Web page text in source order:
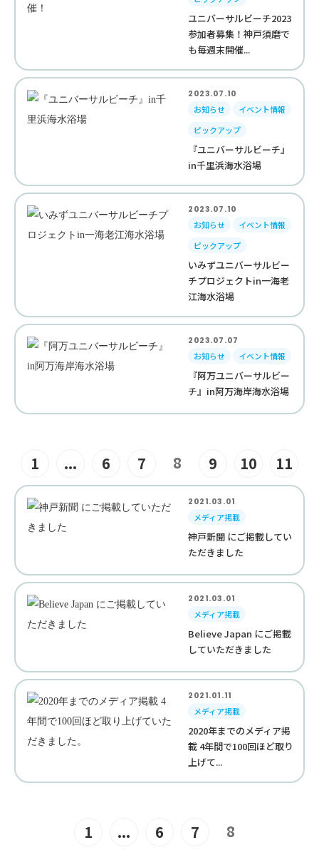
ユニバーサルビーチ2023
参加者募集！神戸須磨で
も毎週末開催...
2023.07.10
お知らせ
イベント情報
ピックアップ
『ユニバーサルビーチ』
in千里浜海水浴場
2023.07.10
お知らせ
イベント情報
ピックアップ
いみずユニバーサルビー
チプロジェクトin一海老
江海水浴場
2023.07.07
お知らせ
イベント情報
『阿万ユニバーサルビー
チ』in阿万海岸海水浴場
1 ... 6 7 8 9 10 11
2021.03.01
メディア掲載
神戸新聞 にご掲載してい
ただきました
2021.03.01
メディア掲載
Believe Japan にご掲載
していただきました
2021.01.11
メディア掲載
2020年までのメディア掲
載 4年間で100回ほど取り
上げて...
1 ... 6 7 8